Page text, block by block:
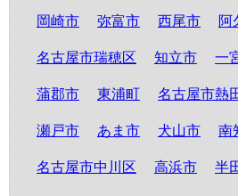
岡崎市 弥富市 西尾市 阿
名古屋市瑞穂区 知立市 一
蒲郡市 東浦町 名古屋市熱
瀬戸市 あま市 犬山市 南
名古屋市中川区 高浜市 半